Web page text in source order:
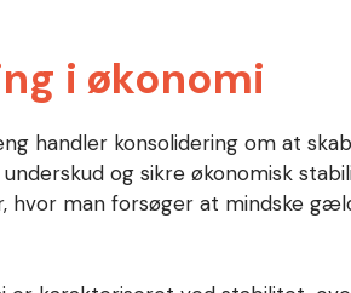
i økonomi
handler konsolidering om at
og sikre økonomisk
hvor man forsøger at mindske